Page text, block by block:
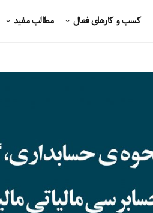
کسب و کارهای فعال مطالب مفید